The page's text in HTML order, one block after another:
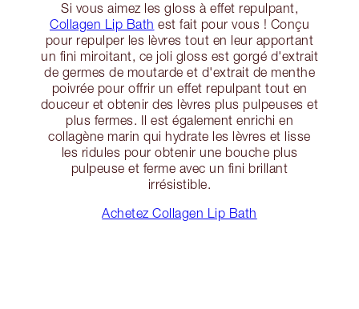
Si vous aimez les gloss à effet repulpant,
Collagen Lip Bath est fait pour vous ! Conçu
pour repulper les lèvres tout en leur apportant
un fini miroitant, ce joli gloss est gorgé d'extrait
de germes de moutarde et d'extrait de menthe
poivrée pour offrir un effet repulpant tout en
douceur et obtenir des lèvres plus pulpeuses et
plus fermes. Il est également enrichi en
collagène marin qui hydrate les lèvres et lisse
les ridules pour obtenir une bouche plus
pulpeuse et ferme avec un fini brillant
irrésistible.
Achetez Collagen Lip Bath